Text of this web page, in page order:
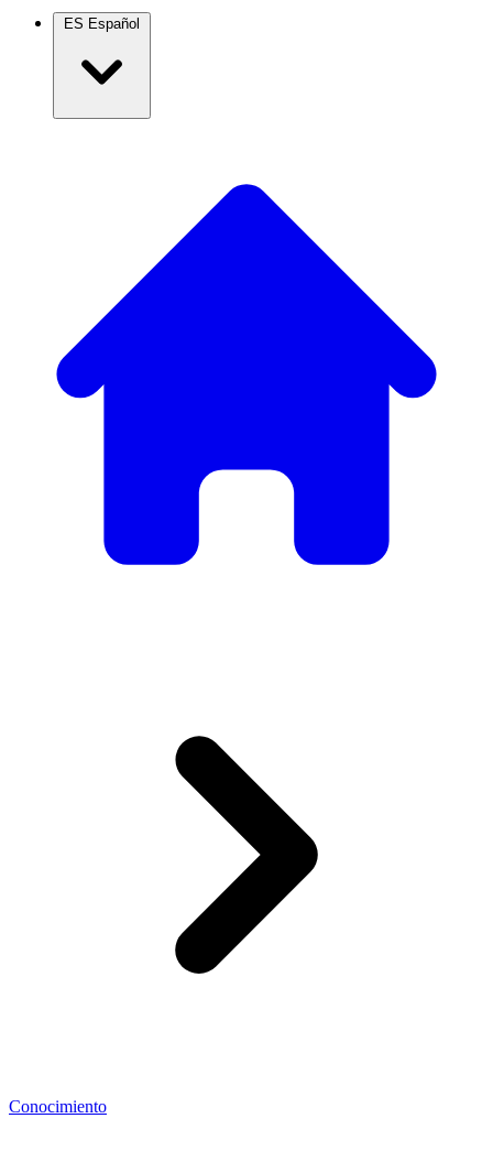
ES Español
Conocimiento